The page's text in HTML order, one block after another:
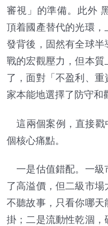
審視」的準備。此外
頂着國產替代的光環
發背後，固然有全球
戰的宏觀壓力，但本
了，面對「不盈利、
家本能地選擇了防守和
這兩個案例，直接戳
個核心痛點。
一是估值錯配。一級
了高溢價，但二級市
不聽故事，只看你哪天
掛；二是流動性乾涸